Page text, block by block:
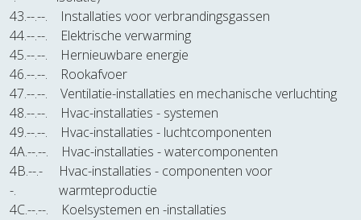
43.--.--.
Installaties voor verbrandingsgassen
44.--.--.
Elektrische verwarming
45.--.--.
Hernieuwbare energie
46.--.--.
Rookafvoer
47.--.--.
Ventilatie-installaties en mechanische verluchting
48.--.--.
Hvac-installaties - systemen
49.--.--.
Hvac-installaties - luchtcomponenten
4A.--.--.
Hvac-installaties - watercomponenten
4B.--.-
-.
Hvac-installaties - componenten voor
warmteproductie
4C.--.--.
Koelsystemen en -installaties